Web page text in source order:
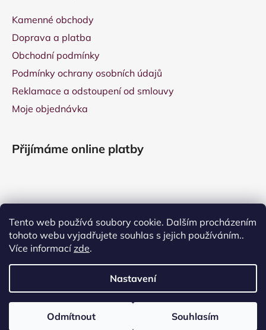
Tento web používá soubory cookie. Dalším procházením
tohoto webu vyjadřujete souhlas s jejich používáním..
Více informacízde.
Nastavení
Odmítnout Souhlasím
Kamenné obchody
Doprava a platba
Obchodní podmínky
Podmínky ochrany osobních údajů
Reklamace a odstoupení od smlouvy
Moje objednávka
Přijímáme online platby
Vytvořil Shoptet
Copyright 2026Divokrásno. Všechna práva
vyhrazena.
Upravit nastavení cookies